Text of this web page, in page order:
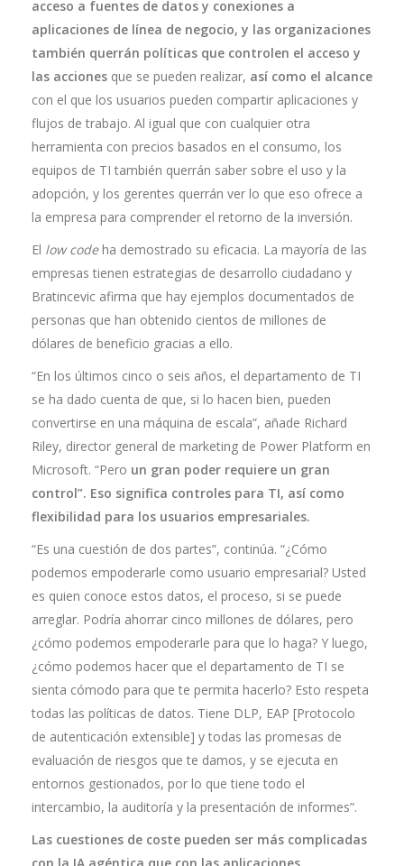
acceso a fuentes de datos y conexiones a
aplicaciones de línea de negocio, y las organizaciones
también querrán políticas que controlen el acceso y
las acciones que se pueden realizar, así como el alcance
con el que los usuarios pueden compartir aplicaciones y
flujos de trabajo. Al igual que con cualquier otra
herramienta con precios basados en el consumo, los
equipos de TI también querrán saber sobre el uso y la
adopción, y los gerentes querrán ver lo que eso ofrece a
la empresa para comprender el retorno de la inversión.
El low codeha demostrado su eficacia. La mayoría de las
empresas tienen estrategias de desarrollo ciudadano y
Bratincevic afirma que hay ejemplos documentados de
personas que han obtenido cientos de millones de
dólares de beneficio gracias a ello.
“En los últimos cinco o seis años, el departamento de TI
se ha dado cuenta de que, si lo hacen bien, pueden
convertirse en una máquina de escala”, añade Richard
Riley, director general de marketing de Power Platform en
Microsoft. “Pero un gran poder requiere un gran
control”. Eso significa controles para TI, así como
flexibilidad para los usuarios empresariales.
“Es una cuestión de dos partes”, continúa. “¿Cómo
podemos empoderarle como usuario empresarial? Usted
es quien conoce estos datos, el proceso, si se puede
arreglar. Podría ahorrar cinco millones de dólares, pero
¿cómo podemos empoderarle para que lo haga? Y luego,
¿cómo podemos hacer que el departamento de TI se
sienta cómodo para que te permita hacerlo? Esto respeta
todas las políticas de datos. Tiene DLP, EAP [Protocolo
de autenticación extensible] y todas las promesas de
evaluación de riesgos que te damos, y se ejecuta en
entornos gestionados, por lo que tiene todo el
intercambio, la auditoría y la presentación de informes”.
Las cuestiones de coste pueden ser más complicadas